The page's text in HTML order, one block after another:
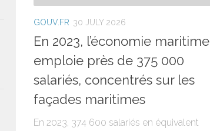
GOUV.FR 30 JULY 2026
En 2023, l’économie maritime
emploie près de 375 000
salariés, concentrés sur les
façades maritimes
En 2023, 374 600 salariés en équivalent